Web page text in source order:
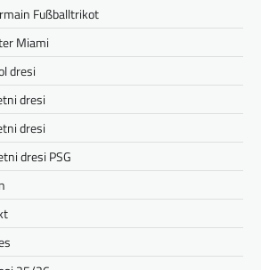
Fußballtrikot
Miami
dresi
dresi
dresi
dresi PSG